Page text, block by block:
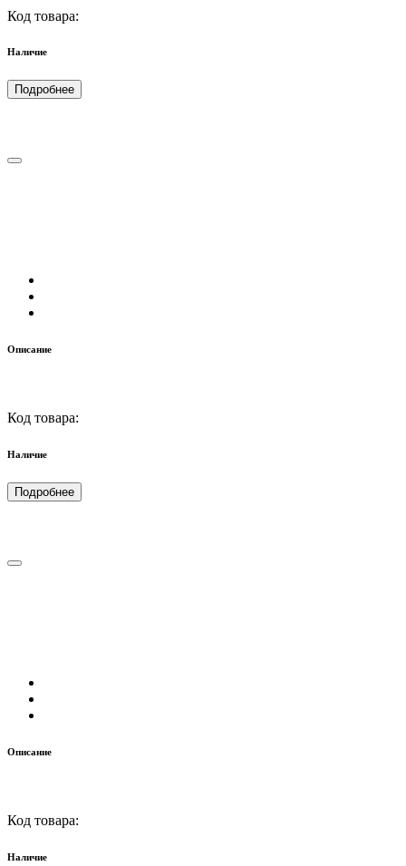
Код товара:
Наличие
Подробнее
Описание
Код товара:
Наличие
Подробнее
Описание
Код товара:
Наличие